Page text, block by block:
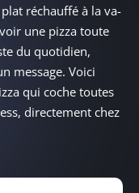
réchauffé à la va-
une pizza toute
du quotidien,
message. Voici
qui coche toutes
directement chez